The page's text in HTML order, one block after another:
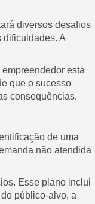
diversos desafios
dificuldades. A
está
que o sucesso
consequências.
de uma
não atendida
Esse plano inclui
público-alvo, a